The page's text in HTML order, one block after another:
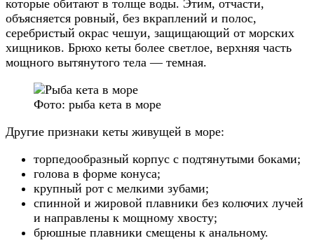
которые обитают в толще воды. Этим, отчасти,
объясняется ровный, без вкраплений и полос,
серебристый окрас чешуи, защищающий от морских
хищников. Брюхо кеты более светлое, верхняя часть
мощного вытянутого тела — темная.
Фото: рыба кета в море
Другие признаки кеты живущей в море:
торпедообразный корпус с подтянутыми боками;
голова в форме конуса;
крупный рот с мелкими зубами;
спинной и жировой плавники без колючих лучей
и направлены к мощному хвосту;
брюшные плавники смещены к анальному.